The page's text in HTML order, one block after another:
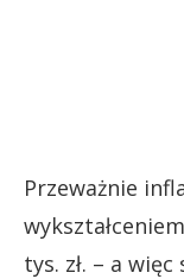
Przeważnie
tys. zł. – a